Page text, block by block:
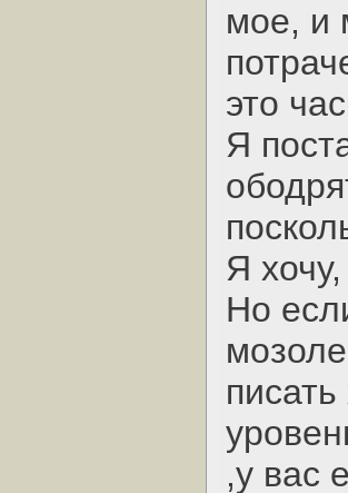
мое, и
это
Я
Я
Но
,у вас